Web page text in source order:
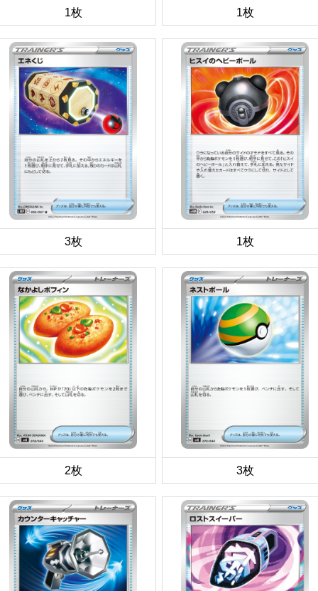
1枚 1枚
3枚 1枚
2枚 3枚